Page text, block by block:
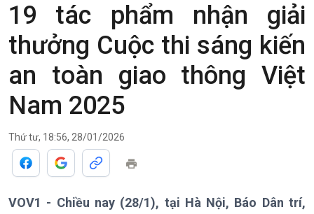
19 tác phẩm nhận giải
thưởng Cuộc thi sáng kiến
an toàn giao thông Việt
Nam 2025
Thứ tư, 18:56, 28/01/2026
VOV1 - Chiều nay (28/1), tại Hà Nội, Báo Dân trí,